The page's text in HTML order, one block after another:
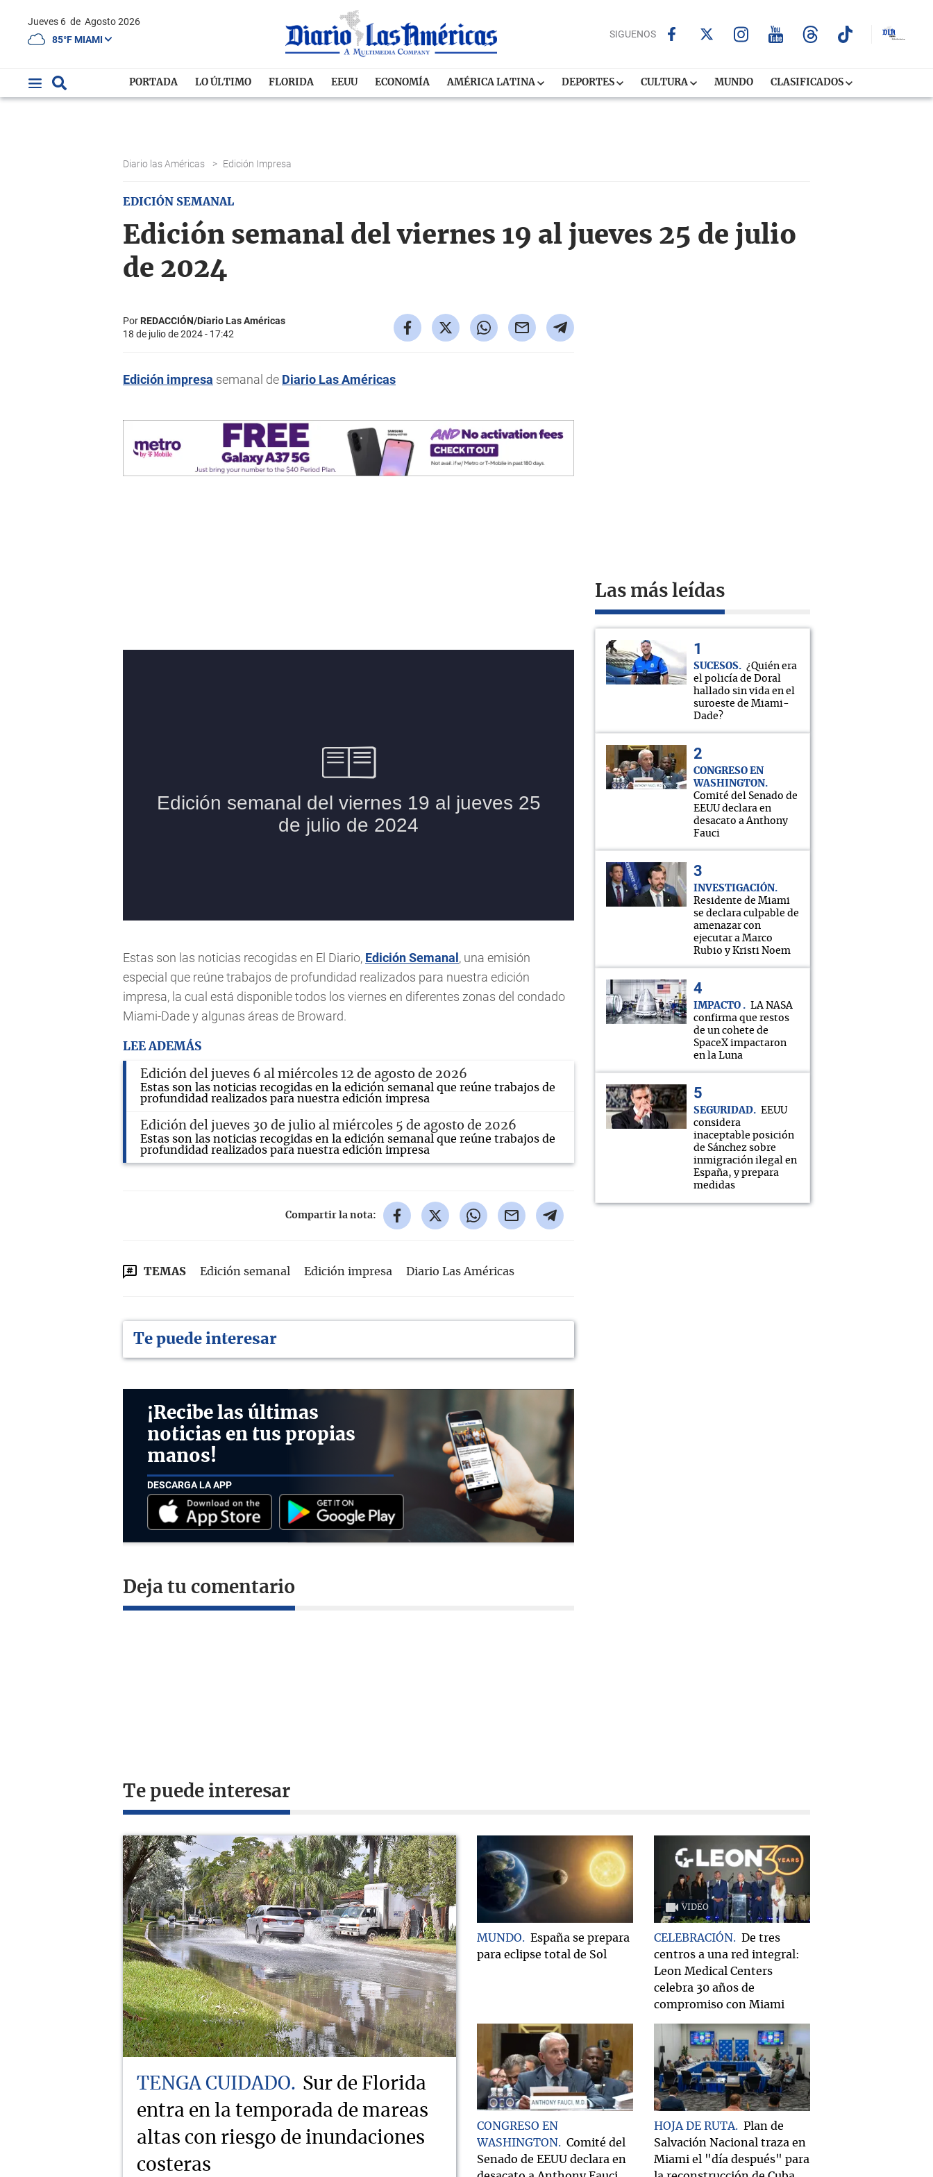
Jueves 6 de Agosto 2026
85°F MIAMI
SIGUENOS
PORTADA LO ÚLTIMO FLORIDA EEUU ECONOMÍA AMÉRICA LATINA DEPORTES CULTURA MUNDO CLASIFICADOS
Diario las Américas > Edición Impresa
EDICIÓN SEMANAL
Edición semanal del viernes 19 al jueves 25 de julio
de 2024
PorREDACCIÓN/Diario Las Américas
18 de julio de 2024 - 17:42
Edición impresa semanal de Diario Las Américas
Estas son las noticias recogidas en El Diario, Edición Semanal , una emisión
especial que reúne trabajos de profundidad realizados para nuestra edición
impresa, la cual está disponible todos los viernes en diferentes zonas del condado
Miami-Dade y algunas áreas de Broward.
LEE ADEMÁS
Edición del jueves 6 al miércoles 12 de agosto de 2026
Estas son las noticias recogidas en la edición semanal que reúne trabajos de
profundidad realizados para nuestra edición impresa
Edición del jueves 30 de julio al miércoles 5 de agosto de 2026
Estas son las noticias recogidas en la edición semanal que reúne trabajos de
profundidad realizados para nuestra edición impresa
Compartir la nota:
TEMAS Edición semanal Edición impresa Diario Las Américas
Te puede interesar
¡Recibe las últimas
noticias en tus propias
manos!
DESCARGA LA APP
Deja tu comentario
Las más leídas
SUCESOS
¿Quién era
el policía de Doral
hallado sin vida en el
suroeste de Miami-
Dade?
CONGRESO EN
WASHINGTON
Comité del Senado de
EEUU declara en
desacato a Anthony
Fauci
INVESTIGACIÓN
Residente de Miami
se declara culpable de
amenazar con
ejecutar a Marco
Rubio y Kristi Noem
IMPACTO
LA NASA
confirma que restos
de un cohete de
SpaceX impactaron
en la Luna
SEGURIDAD
EEUU
considera
inaceptable posición
de Sánchez sobre
inmigración ilegal en
España, y prepara
medidas
Te puede interesar
TENGA CUIDADO
Sur de Florida
entra en la temporada de mareas
altas con riesgo de inundaciones
costeras
MUNDO
España se prepara
para eclipse total de Sol
VIDEO
CELEBRACIÓN
De tres
centros a una red integral:
Leon Medical Centers
celebra 30 años de
compromiso con Miami
CONGRESO EN
WASHINGTON
Comité del
Senado de EEUU declara en
HOJA DE RUTA
Plan de
Salvación Nacional traza en
Miami el "día después" para